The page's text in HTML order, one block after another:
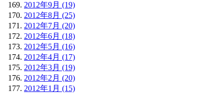
2012年9月 (19)
2012年8月 (25)
2012年7月 (20)
2012年6月 (18)
2012年5月 (16)
2012年4月 (17)
2012年3月 (19)
2012年2月 (20)
2012年1月 (15)